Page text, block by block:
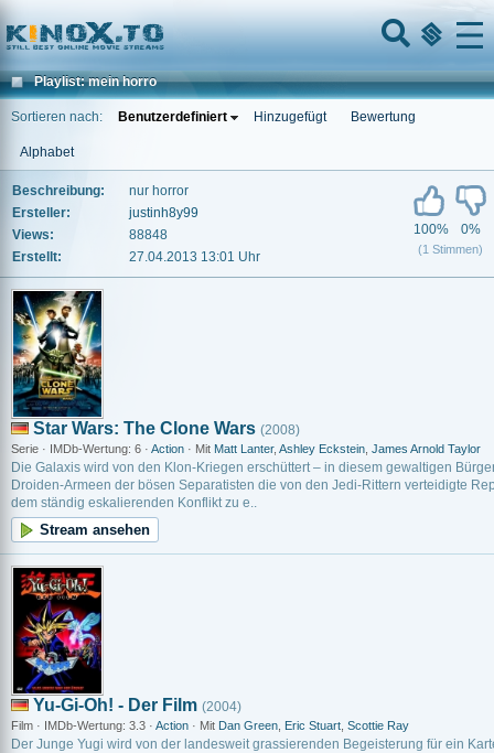
Home
Menu
Playlist: mein horro
Sortieren nach: Benutzerdefiniert Hinzugefügt Bewertung
Alphabet
Beschreibung:
nur horror
Ersteller:
justinh8y99
Views:
88848
Erstellt:
27.04.2013 13:01 Uhr
100% 0%
(1 Stimmen)
Star Wars: The Clone Wars (2008)
Serie · IMDb-Wertung: 6 · Action · Mit Matt Lanter, Ashley Eckstein James Arnold Taylor
Die Galaxis wird von den Klon-Kriegen erschüttert – in diesem gewaltigen
Droiden-Armeen der bösen Separatisten die von den Jedi-Rittern verteidigte
dem ständig eskalierenden Konflikt zu e..
Stream ansehen
Yu-Gi-Oh! - Der Film (2004)
Film · IMDb-Wertung: 3.3 · Action · Mit Dan Green Eric Stuart Scottie Ray
Der Junge Yugi wird von der landesweit grassierenden Begeisterung für ein